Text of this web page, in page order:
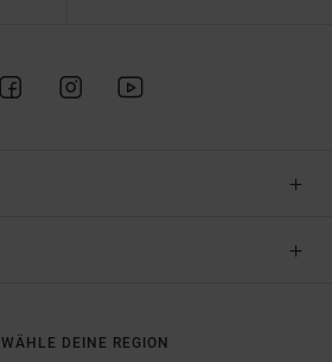
WÄHLE DEINE REGION